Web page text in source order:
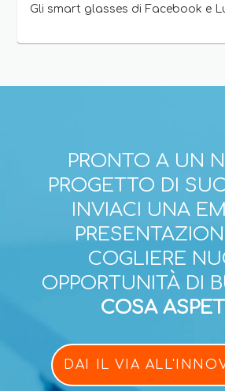
Gli smart glasses di Facebook e
PRONTO A UN
PROGETTO DI
INVIACI UNA
COGLIERE
OPPORTUNITÀ DI
COSA
DAI IL VIA